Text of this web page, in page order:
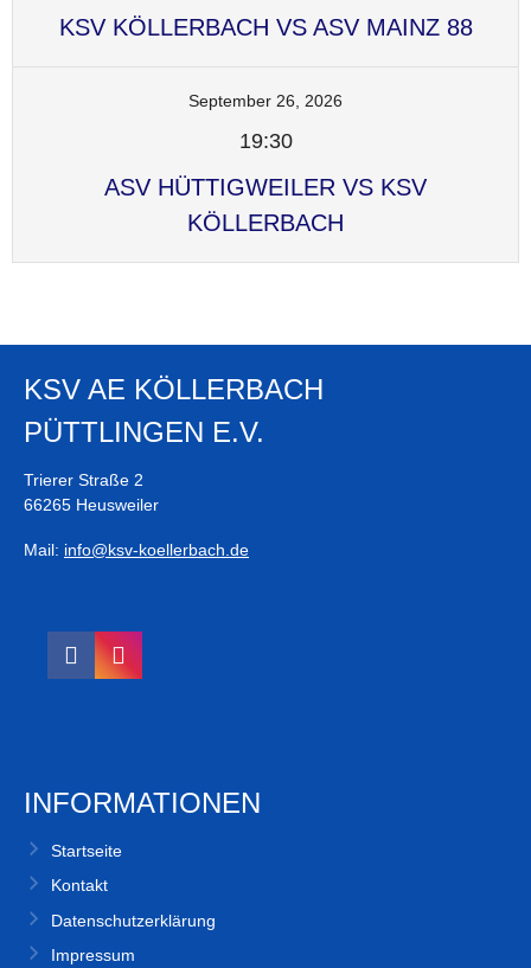
KSV KÖLLERBACH VS ASV MAINZ 88
September 26, 2026
19:30
ASV HÜTTIGWEILER VS KSV
KÖLLERBACH
KSV AE KÖLLERBACH
PÜTTLINGEN E.V.
Trierer Straße 2
66265 Heusweiler
Mail: info@ksv-koellerbach.de
INFORMATIONEN
Startseite
Kontakt
Datenschutzerklärung
Impressum